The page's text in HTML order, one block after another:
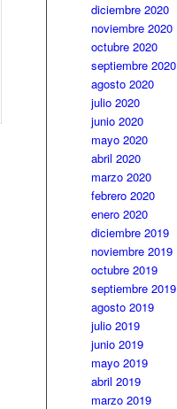
diciembre 2020
noviembre 2020
octubre 2020
septiembre 2020
agosto 2020
julio 2020
junio 2020
mayo 2020
abril 2020
marzo 2020
febrero 2020
enero 2020
diciembre 2019
noviembre 2019
octubre 2019
septiembre 2019
agosto 2019
julio 2019
junio 2019
mayo 2019
abril 2019
marzo 2019